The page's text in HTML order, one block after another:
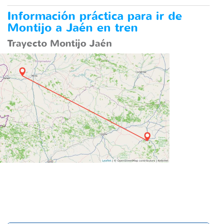
Información práctica para ir de
Montijo a Jaén en tren
Trayecto Montijo Jaén